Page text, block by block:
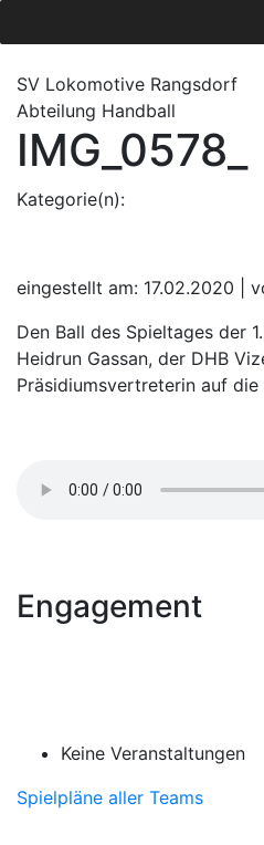
SV Lokomotive Rangsdorf
Abteilung Handball
IMG_0578_
Kategorie(n):
eingestellt am: 17.02.2020 |
Den Ball des Spieltages der
Heidrun Gassan, der DHB
Präsidiumsvertreterin auf
Engagement
Keine Veranstaltungen
Spielpläne aller Teams